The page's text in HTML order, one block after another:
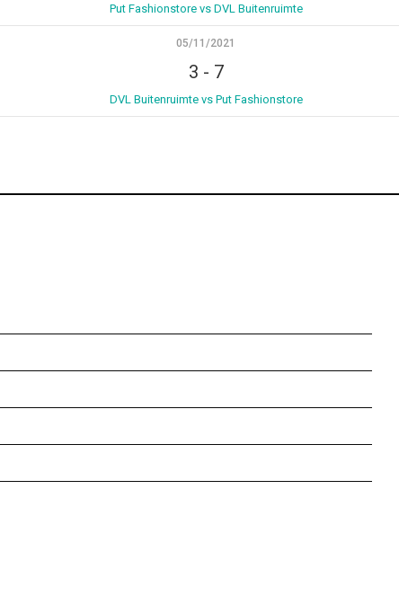
Put Fashionstore vs DVL Buitenruimte
05/11/2021
3 - 7
DVL Buitenruimte vs Put Fashionstore